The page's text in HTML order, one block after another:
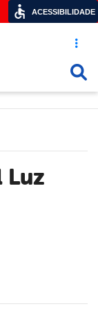
Acesso
ACESSIBILIDADE